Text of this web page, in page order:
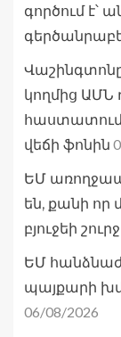
գործում է՝
կողմից ԱՄՆ
վեճի ֆոնին
ԵՄ
են, քանի որ
բյուջեի շուրջ
ԵՄ
պայքարի
06/08/2026